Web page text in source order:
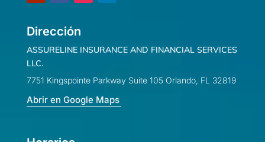
Dirección
ASSURELINE INSURANCE AND FINANCIAL SERVICES
LLC.
7751 Kingspointe Parkway Suite 105 Orlando, FL 32819
Abrir en Google Maps